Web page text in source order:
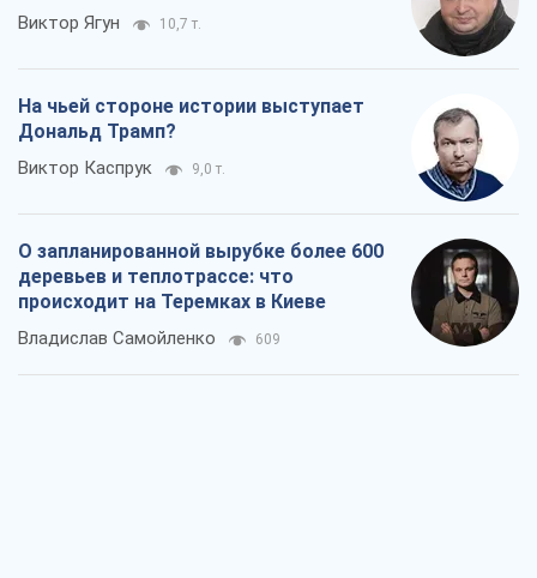
Виктор Ягун 10,7 т.
На чьей стороне истории выступает
Дональд Трамп?
Виктор Каспрук 9,0 т.
О запланированной вырубке более 600
деревьев и теплотрассе: что
происходит на Теремках в Киеве
Владислав Самойленко 609